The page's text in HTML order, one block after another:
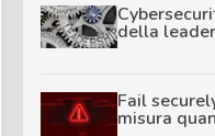
della
Fail
misura